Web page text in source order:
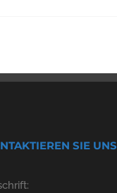
SIE UNS